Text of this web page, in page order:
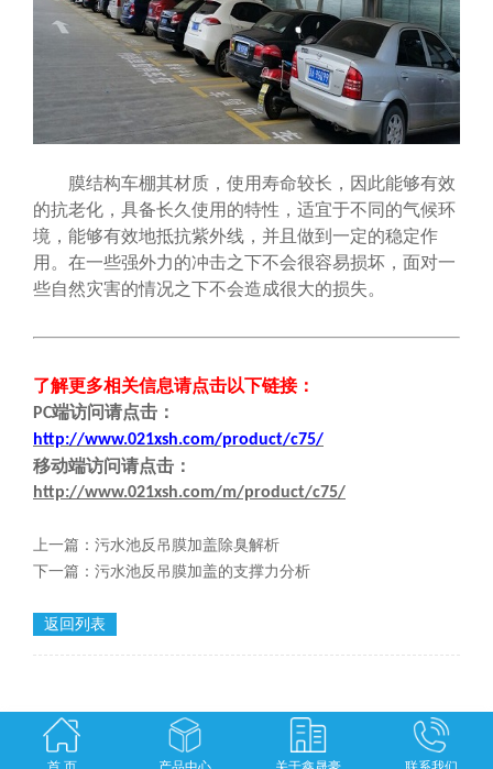
膜结构车棚其材质，使用寿命较长，因此能够有效
的抗老化，具备长久使用的特性，适宜于不同的气候环
境，能够有效地抵抗紫外线，并且做到一定的稳定作
用。在一些强外力的冲击之下不会很容易损坏，面对一
些自然灾害的情况之下不会造成很大的损失。
了解更多相关信息请点击以下链接：
PC端访问请点击 ：
http://www.021xsh.com/product/c75/
移动端访问请点击 ：
http://www.021xsh.com/m/product/c75/
上一篇： 污水池反吊膜加盖除臭解析
下一篇： 污水池反吊膜加盖的支撑力分析
返回列表